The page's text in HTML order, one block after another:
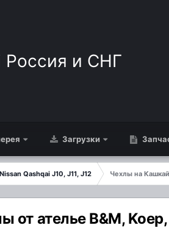
Загрузки
Qashqai J10, J11, J12
Чехлы на
от ателье B&M,